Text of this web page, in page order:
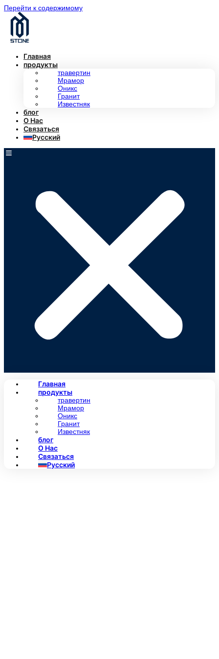
Перейти к содержимому
Главная
продукты
травертин
Мрамор
Оникс
Гранит
Известняк
блог
О Нас
Связаться
Русский
Главная
продукты
травертин
Мрамор
Оникс
Гранит
Известняк
блог
О Нас
Связаться
Русский